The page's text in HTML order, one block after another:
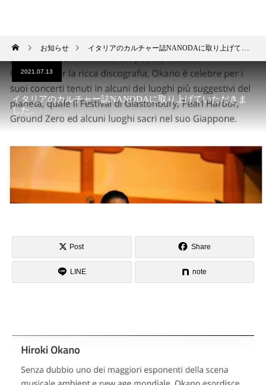
お知らせ イタリアのカルチャー誌NANODAに取り上げていただきました。
2021.07.13
イタリアのカルチャー誌NANODAに取り上げていただきま
した。
Post Share
LINE note